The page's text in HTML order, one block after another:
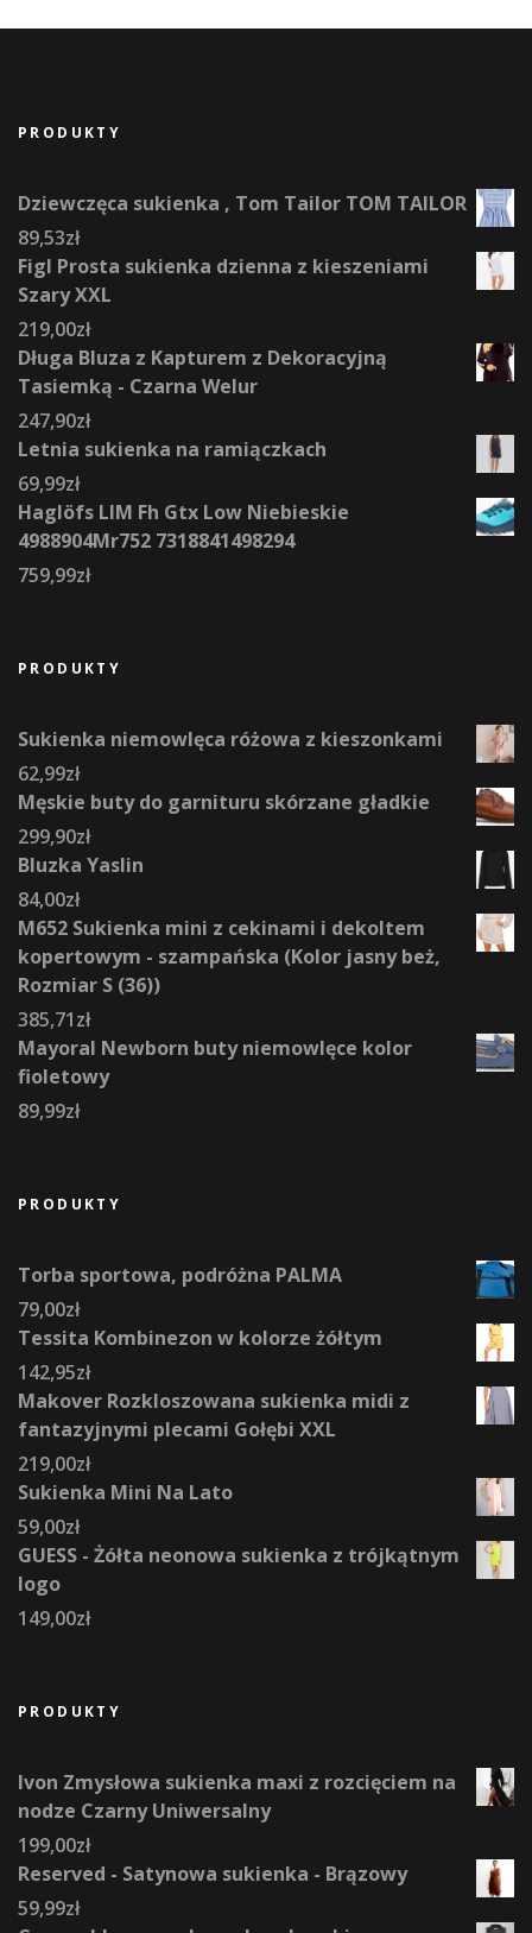
PRODUKTY
Dziewczęca sukienka , Tom Tailor TOM TAILOR
89,53zł
Figl Prosta sukienka dzienna z kieszeniami
Szary XXL
219,00zł
Długa Bluza z Kapturem z Dekoracyjną
Tasiemką - Czarna Welur
247,90zł
Letnia sukienka na ramiączkach
69,99zł
Haglöfs LIM Fh Gtx Low Niebieskie
4988904Mr752 7318841498294
759,99zł
PRODUKTY
Sukienka niemowlęca różowa z kieszonkami
62,99zł
Męskie buty do garnituru skórzane gładkie
299,90zł
Bluzka Yaslin
84,00zł
M652 Sukienka mini z cekinami i dekoltem
kopertowym - szampańska (Kolor jasny beż,
Rozmiar S (36))
385,71zł
Mayoral Newborn buty niemowlęce kolor
fioletowy
89,99zł
PRODUKTY
Torba sportowa, podróżna PALMA
79,00zł
Tessita Kombinezon w kolorze żółtym
142,95zł
Makover Rozkloszowana sukienka midi z
fantazyjnymi plecami Gołębi XXL
219,00zł
Sukienka Mini Na Lato
59,00zł
GUESS - Żółta neonowa sukienka z trójkątnym
logo
149,00zł
PRODUKTY
Ivon Zmysłowa sukienka maxi z rozcięciem na
nodze Czarny Uniwersalny
199,00zł
Reserved - Satynowa sukienka - Brązowy
59,99zł